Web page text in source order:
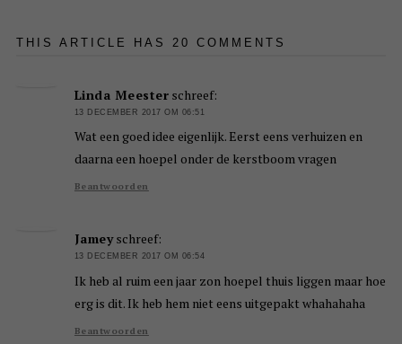
THIS ARTICLE HAS 20 COMMENTS
Linda Meester schreef:
13 DECEMBER 2017 OM 06:51
Wat een goed idee eigenlijk. Eerst eens verhuizen en
daarna een hoepel onder de kerstboom vragen
Beantwoorden
Jameyschreef:
13 DECEMBER 2017 OM 06:54
Ik heb al ruim een jaar zon hoepel thuis liggen maar hoe
erg is dit. Ik heb hem niet eens uitgepakt whahahaha
Beantwoorden